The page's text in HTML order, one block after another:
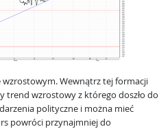
wzrostowym. Wewnątrz tej formacji
trend wzrostowy z którego doszło do
polityczne i można mieć
powróci przynajmniej do